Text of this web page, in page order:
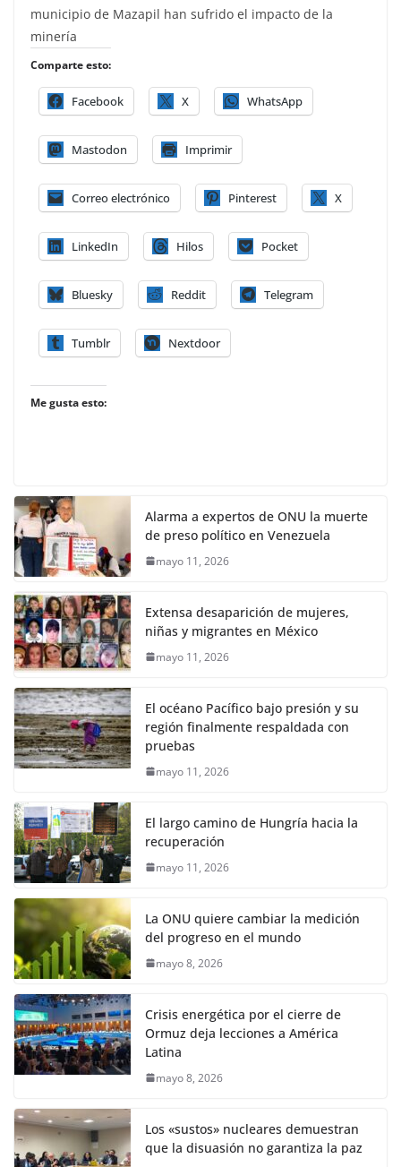
municipio de Mazapil han sufrido el impacto de la
minería
Comparte esto:
Facebook X WhatsApp
Mastodon Imprimir
Correo electrónico Pinterest X
LinkedIn Hilos Pocket
Bluesky Reddit Telegram
Tumblr Nextdoor
Me gusta esto:
Alarma a expertos de ONU la muerte
de preso político en Venezuela
mayo 11, 2026
Extensa desaparición de mujeres,
niñas y migrantes en México
mayo 11, 2026
El océano Pacífico bajo presión y su
región finalmente respaldada con
pruebas
mayo 11, 2026
El largo camino de Hungría hacia la
recuperación
mayo 11, 2026
La ONU quiere cambiar la medición
del progreso en el mundo
mayo 8, 2026
Crisis energética por el cierre de
Ormuz deja lecciones a América
Latina
mayo 8, 2026
Los «sustos» nucleares demuestran
que la disuasión no garantiza la paz